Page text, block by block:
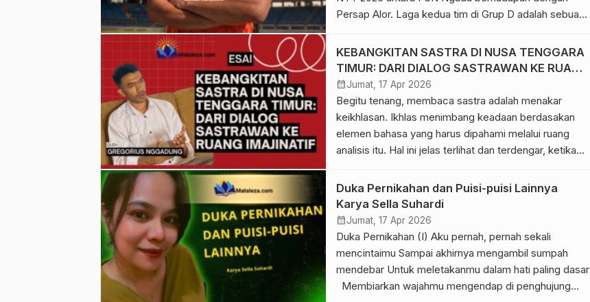
Persap Alor. Laga kedua tim di Grup D adalah sebuah
adalah panggung pertemuan dua kiblat, dua mazhab
sepak bola yang telah mengakar dalam urat nadi
masyarakat Flobamorata. Sejak […]
KEBANGKITAN SASTRA DI NUSA TENGGARA
TIMUR: DARI DIALOG SASTRAWAN KE RUANG
IMAJINATIF
calendar_monthJumat, 17 Apr 2026
Begitu tenang, membaca sastra adalah menakar
keikhlasan. Ikhlas menimbang keadaan berdasakan
elemen bahasa yang harus dipahami melalui ruang
analisis itu. Hal ini jelas terlihat dan terdengar, ketika
dalam ruang teduh yang selalu menguji pemahaman.
Hal ini senada dengan hasil proses kreatif yang
ditunjukkan penulis sastra dan sastrawan Nusa […]
Duka Pernikahan dan Puisi-puisi Lainnya
Karya Sella Suhardi
calendar_monthJumat, 17 Apr 2026
Duka Pernikahan (I) Aku pernah, pernah sekali
mencintaimu Sampai akhirnya mengambil sumpah
mendebar Untuk meletakanmu dalam hati paling dasar
Membiarkan wajahmu mengendap di penghujung